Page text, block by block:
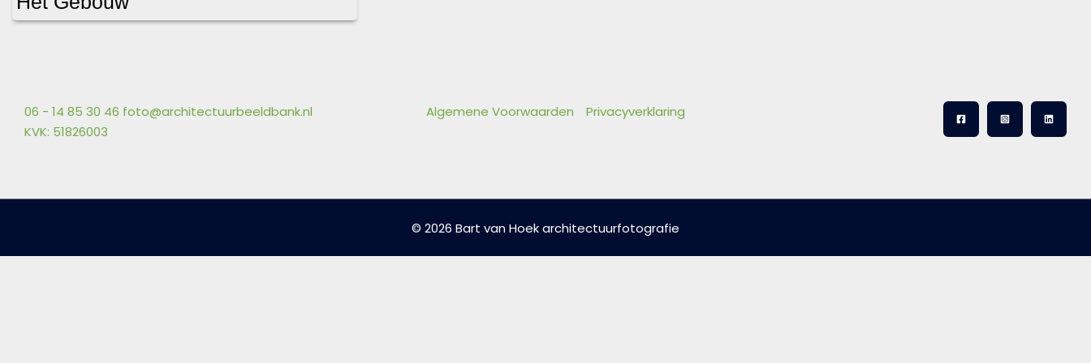
06 - 14 85 30 46 foto@architectuurbeeldbank.nl
KVK: 51826003
Algemene Voorwaarden Privacyverklaring
© 2026 Bart van Hoek architectuurfotografie